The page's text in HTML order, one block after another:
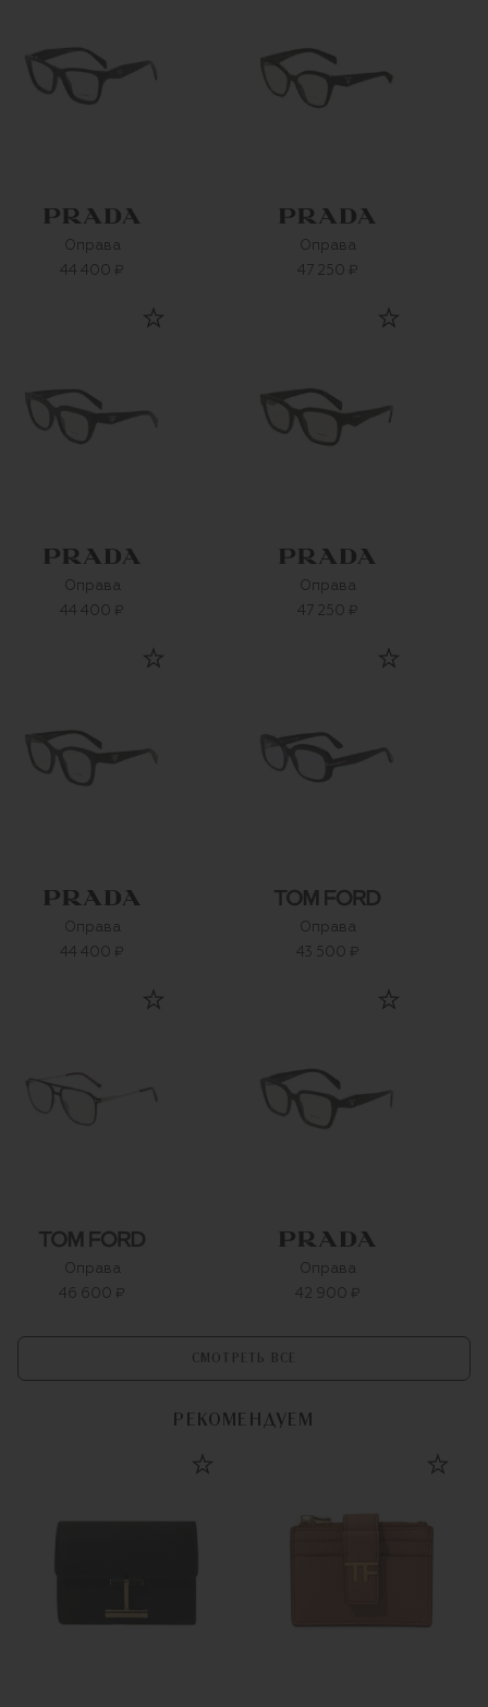
Оправа
44 400 ₽
Оправа
47 250 ₽
Оправа
44 400 ₽
Оправа
47 250 ₽
Оправа
44 400 ₽
Оправа
43 500 ₽
Оправа
46 600 ₽
Оправа
42 900 ₽
СМОТРЕТЬ ВСЕ
РЕКОМЕНДУЕМ